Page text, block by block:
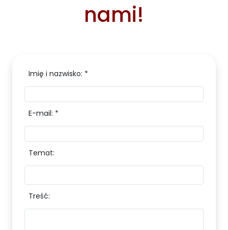
nami!
Imię i nazwisko: *
E-mail: *
Temat:
Treść: